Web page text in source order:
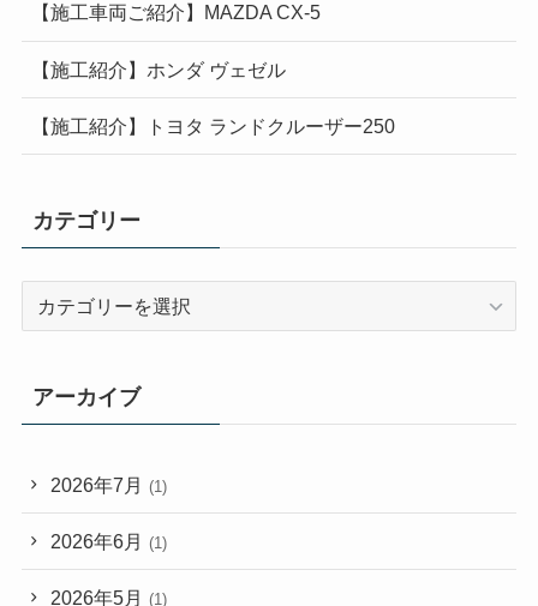
【施工車両ご紹介】MAZDA CX-5
【施工紹介】ホンダ ヴェゼル
【施工紹介】トヨタ ランドクルーザー250
カテゴリー
リ
ー
アーカイブ
2026年7月 (1)
2026年6月 (1)
2026年5月 (1)